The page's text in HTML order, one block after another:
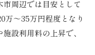
周辺では目安として
万～35万円程度となり
設利用料の上昇で、